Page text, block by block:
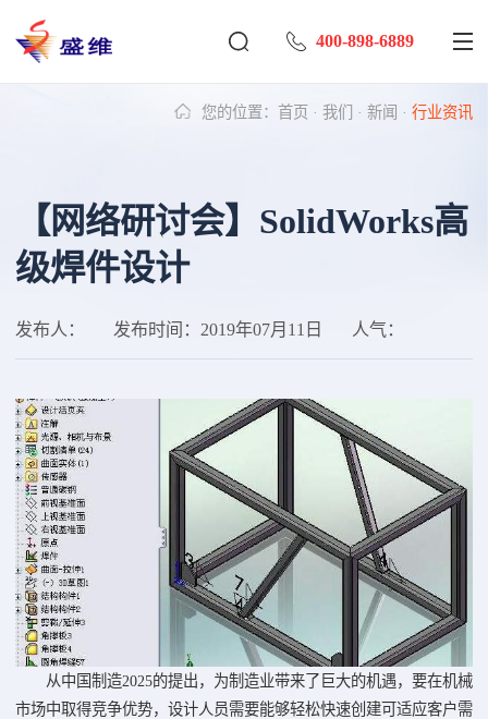
400-898-6889
您的位置： 首页 · 我们 · 新闻 · 行业资讯
【网络研讨会】SolidWorks高
级焊件设计
发布人： 发布时间： 2019年07月11日 人气：
从中国制造2025的提出，为制造业带来了巨大的机遇，要在机械
市场中取得竞争优势，设计人员需要能够轻松快速创建可适应客户需